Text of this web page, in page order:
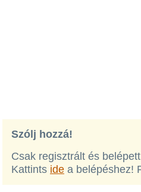
Szólj hozzá!
Csak regisztrált és
Kattints ide a belépéshez!